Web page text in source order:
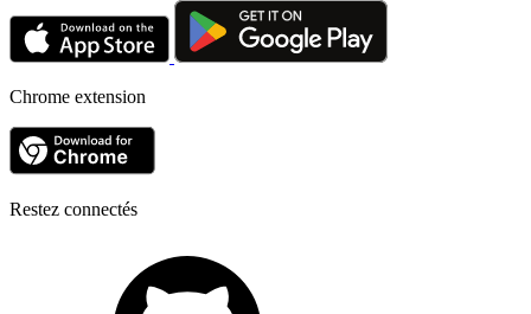
Chrome extension
Restez connectés